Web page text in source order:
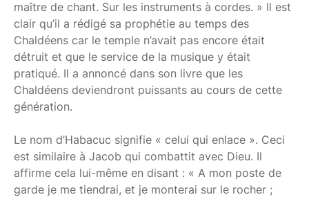
maître de chant. Sur les instruments à cordes. » Il est
clair qu’il a rédigé sa prophétie au temps des
Chaldéens car le temple n’avait pas encore était
détruit et que le service de la musique y était
pratiqué. Il a annoncé dans son livre que les
Chaldéens deviendront puissants au cours de cette
génération.
Le nom d’Habacuc signifie « celui qui enlace ». Ceci
est similaire à Jacob qui combattit avec Dieu. Il
affirme cela lui-même en disant : « A mon poste de
garde je me tiendrai, et je monterai sur le rocher ;